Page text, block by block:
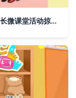
亲子沟通小妙招 新区校区五年级快乐成长微课堂活动掠影，三醒亲子成长同行